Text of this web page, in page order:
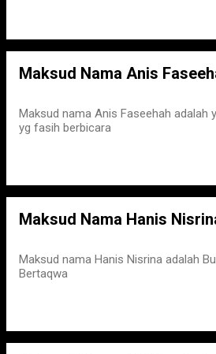
Maksud Nama Anis
Maksud nama Anis Faseehah adalah
yg fasih berbicara
Maksud Nama Hanis
Maksud nama Hanis Nisrina adalah
Bertaqwa